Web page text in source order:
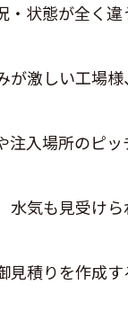
状態が全く違
激しい工場
入場所のピッ
気も見受け
積りを作成す